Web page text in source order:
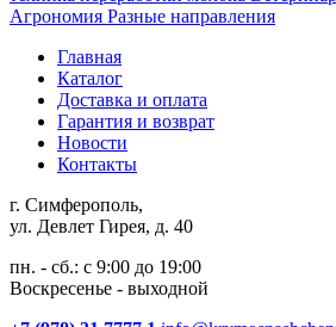
Агрономия Разные направления
Главная
Каталог
Доставка и оплата
Гарантия и возврат
Новости
Контакты
г. Симферополь,
ул. Девлет Гирея, д. 40
пн. - сб.: с 9:00 до 19:00
Воскресенье - выходной